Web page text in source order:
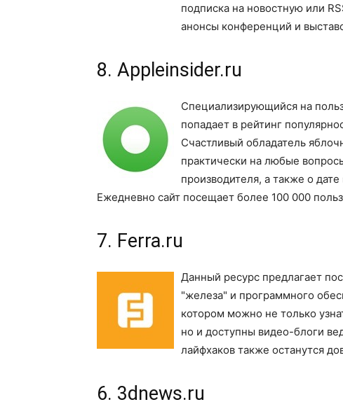
подписка на новостную или
анонсы конференций и
8. Appleinsider.ru
Специализирующийся на
попадает в рейтинг
Счастливый обладатель
практически на любые
производителя, а также о
Ежедневно сайт посещает более 100 000
7. Ferra.ru
Данный ресурс предлагает
"железа" и программного
котором можно не только
но и доступны видео-блоги
лайфхаков также останутся
6. 3dnews.ru